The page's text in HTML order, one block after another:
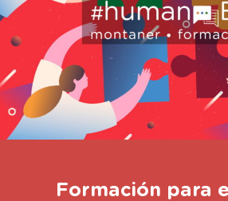
Formación para